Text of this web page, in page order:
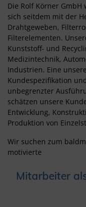
Die Rolf Körner
sich seitdem mit der
Drahtgeweben,
Filterelementen.
Kunststoff- und
Medizintechnik,
Industrien. Eine
Kundespezifikation
unbegrenzter
schätzen unsere
Entwicklung,
Produktion von
Wir suchen zum
motivierte
Mitarbeiter